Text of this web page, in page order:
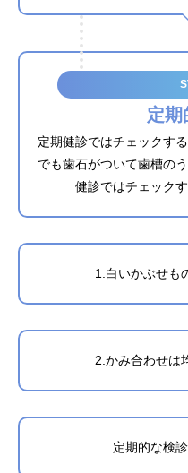
定期
定期健診ではチェックす
でも歯石がついて歯槽の
健診ではチェック
1.白いかぶせも
2.かみ合わせは
定期的な検